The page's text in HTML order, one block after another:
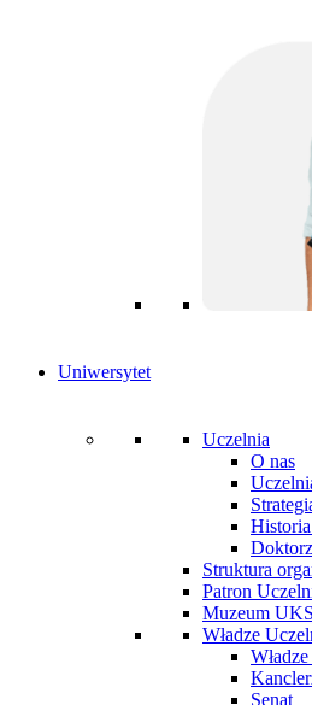
Uniwersytet
Uczelnia
O nas
Struktura
Patron
Muzeum
Władze
Senat